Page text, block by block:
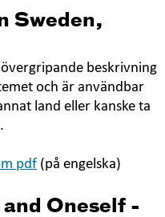
Sweden,
beskrivning
och är användbar
land eller kanske ta
pdf (på engelska)
Oneself -